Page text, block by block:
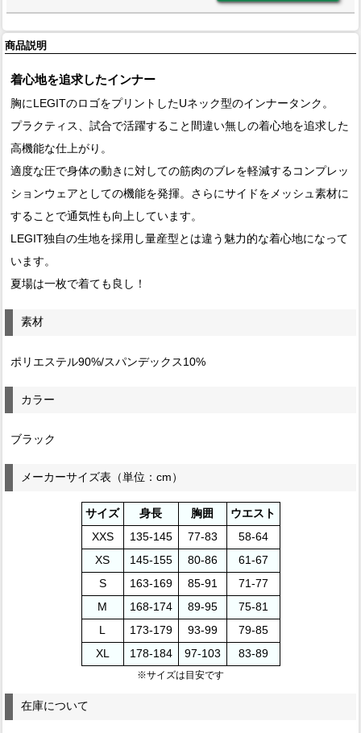
商品説明
着心地を追求したインナー
胸にLEGITのロゴをプリントしたUネック型のインナータンク。
プラクティス、試合で活躍すること間違い無しの着心地を追求した
高機能な仕上がり。
適度な圧で身体の動きに対しての筋肉のブレを軽減するコンプレッ
ションウェアとしての機能を発揮。さらにサイドをメッシュ素材に
することで通気性も向上しています。
LEGIT独自の生地を採用し量産型とは違う魅力的な着心地になって
います。
夏場は一枚で着ても良し！
素材
ポリエステル90%/スパンデックス10%
カラー
ブラック
メーカーサイズ表（単位：cm）
サイズ 身長 胸囲
ウエスト
XXS
135-145 77-83
58-64
XS
145-155 80-86
61-67
S
163-169 85-91
71-77
M
168-174 89-95
75-81
L
173-179 93-99
79-85
XL
178-184 97-103 83-89
※サイズは目安です
在庫について